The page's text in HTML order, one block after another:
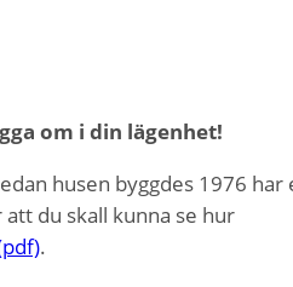
om i din lägenhet!
husen byggdes 1976 har
du skall kunna se hur
.